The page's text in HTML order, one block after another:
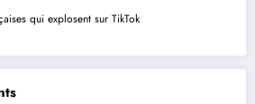
qui explosent sur TikTok